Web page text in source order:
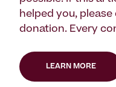
helped you,
donation. Every
LEARN MORE